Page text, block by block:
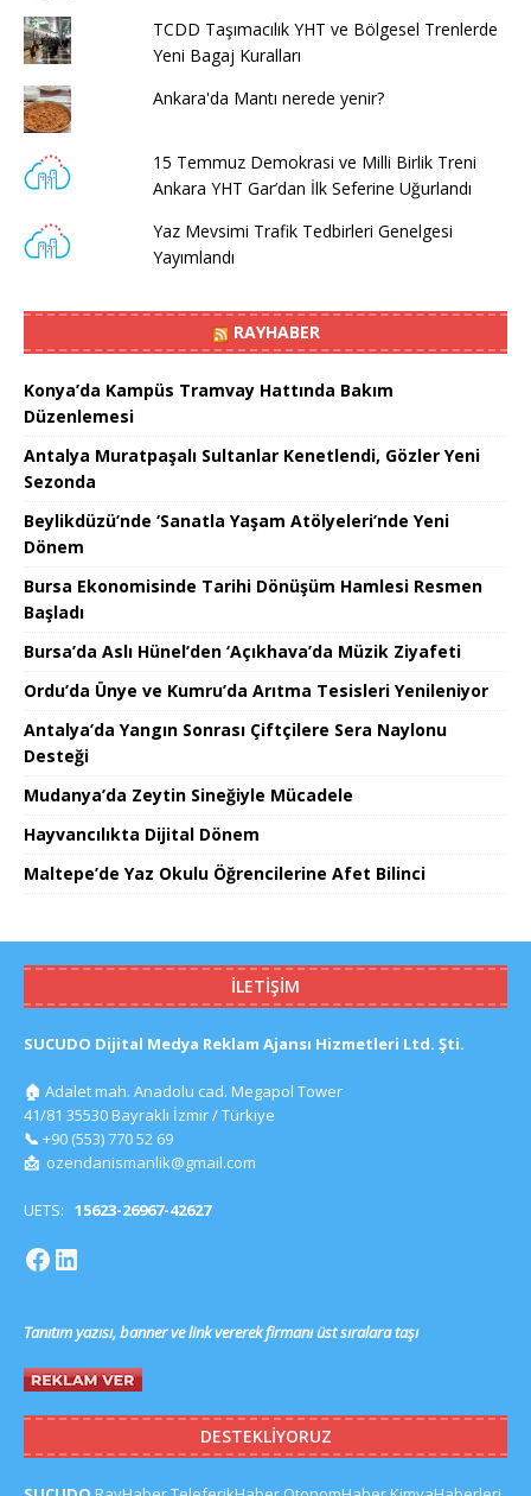
TCDD Taşımacılık YHT ve Bölgesel Trenlerde
Yeni Bagaj Kuralları
Ankara'da Mantı nerede yenir?
15 Temmuz Demokrasi ve Milli Birlik Treni
Ankara YHT Gar’dan İlk Seferine Uğurlandı
Yaz Mevsimi Trafik Tedbirleri Genelgesi
Yayımlandı
RAYHABER
Konya’da Kampüs Tramvay Hattında Bakım
Düzenlemesi
Antalya Muratpaşalı Sultanlar Kenetlendi, Gözler Yeni
Sezonda
Beylikdüzü’nde ‘Sanatla Yaşam Atölyeleri’nde Yeni
Dönem
Bursa Ekonomisinde Tarihi Dönüşüm Hamlesi Resmen
Başladı
Bursa’da Aslı Hünel’den ‘Açıkhava’da Müzik Ziyafeti
Ordu’da Ünye ve Kumru’da Arıtma Tesisleri Yenileniyor
Antalya’da Yangın Sonrası Çiftçilere Sera Naylonu
Desteği
Mudanya’da Zeytin Sineğiyle Mücadele
Hayvancılıkta Dijital Dönem
Maltepe’de Yaz Okulu Öğrencilerine Afet Bilinci
İLETIŞIM
SUCUDO Dijital Medya Reklam Ajansı Hizmetleri Ltd. Şti.
🏠 Adalet mah. Anadolu cad. Megapol Tower
41/81 35530 Bayraklı İzmir / Türkiye
📞 +90 (553) 770 52 69
📩 ozendanismanlik@gmail.com
UETS: 15623-26967-42627
Tanıtım yazısı, banner ve link vererek firmanı üst sıralara taşı
DESTEKLIYORUZ